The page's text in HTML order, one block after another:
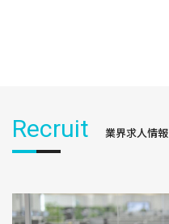
Recruit 業界求人情報